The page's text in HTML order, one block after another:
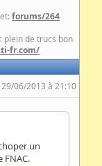
forums/264
plein de trucs bon
fr.com/
29/06/2013 à 21:10
un
FNAC.